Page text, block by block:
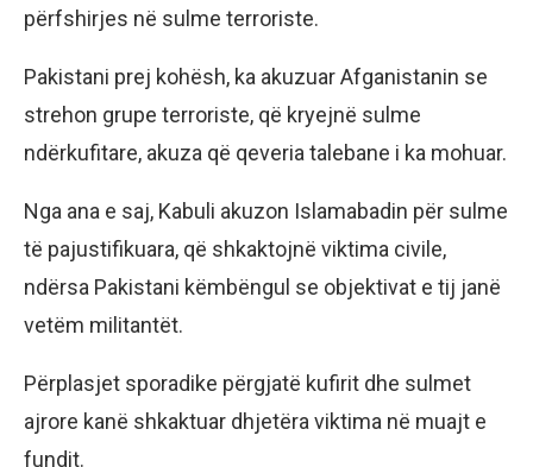
përfshirjes në sulme terroriste.
Pakistani prej kohësh, ka akuzuar Afganistanin se
strehon grupe terroriste, që kryejnë sulme
ndërkufitare, akuza që qeveria talebane i ka mohuar.
Nga ana e saj, Kabuli akuzon Islamabadin për sulme
të pajustifikuara, që shkaktojnë viktima civile,
ndërsa Pakistani këmbëngul se objektivat e tij janë
vetëm militantët.
Përplasjet sporadike përgjatë kufirit dhe sulmet
ajrore kanë shkaktuar dhjetëra viktima në muajt e
fundit.